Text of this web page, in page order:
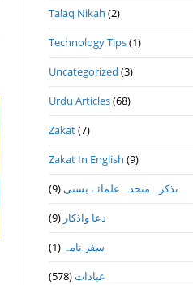
Talaq Nikah (2)
Technology Tips(1)
Uncategorized (3)
Urdu Articles(68)
Zakat(7)
Zakat In English (9)
تذكرہ متحدہ علمائے بستى(9)
دعا واذكار (9)
سفر نامہ (1)
عبادات(578)